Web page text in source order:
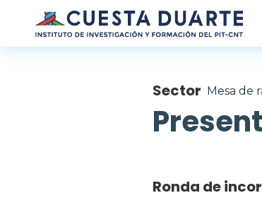
Pasar al contenido principal
Sector Mesa de
Ronda de